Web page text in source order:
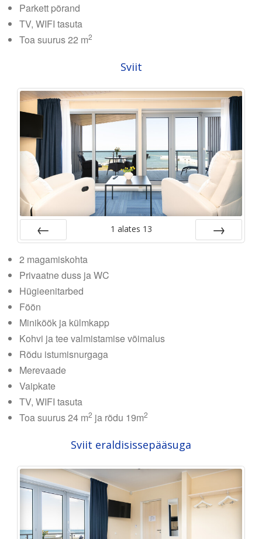
Parkett põrand
TV, WIFI tasuta
Toa suurus 22 m2
Sviit
1 alates 13
2 magamiskohta
Privaatne duss ja WC
Hügieenitarbed
Föön
Miniköök ja külmkapp
Kohvi ja tee valmistamise võimalus
Rõdu istumisnurgaga
Merevaade
Vaipkate
TV, WIFI tasuta
Toa suurus 24 m2 ja rõdu 19m2
Sviit eraldisissepääsuga